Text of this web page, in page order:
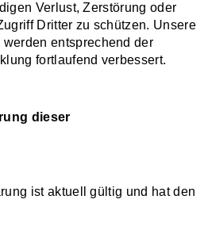
Verlust, Zerstörung oder
Dritter zu schützen. Unsere
entsprechend der
fortlaufend verbessert.
dieser
ist aktuell gültig und hat den